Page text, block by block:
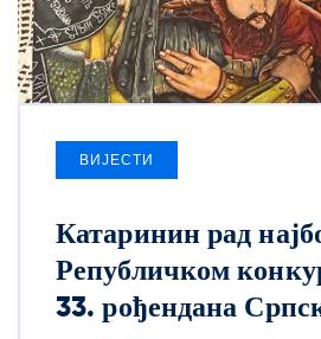
ВИЈЕСТИ
Катаринин рад
Републичком
33. рођендана